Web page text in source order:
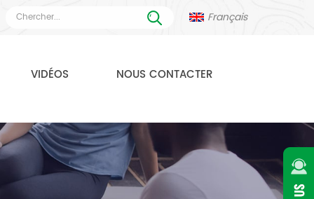
Français
VIDÉOS NOUS CONTACTER